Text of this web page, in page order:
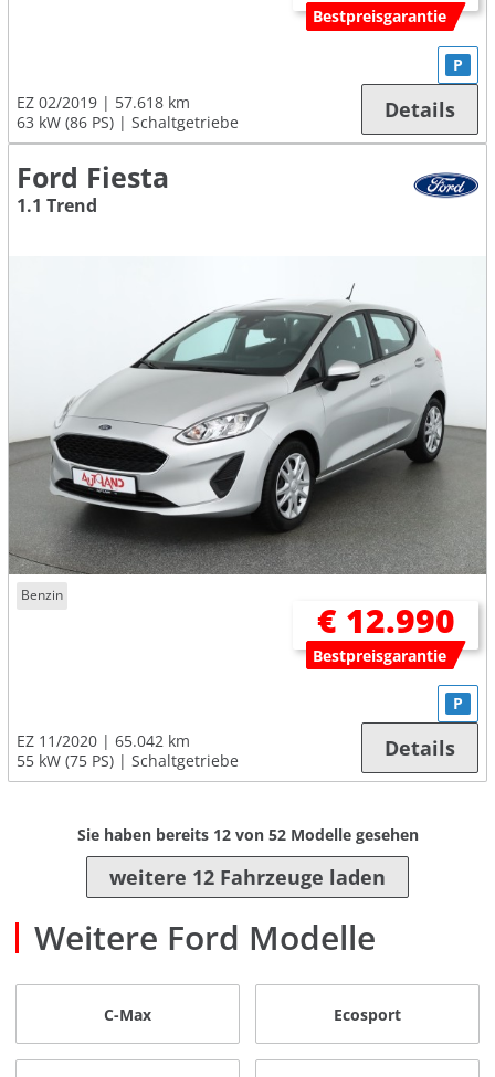
Bestpreisgarantie
EZ 02/2019
57.618 km
63 kW (86 PS)
Schaltgetriebe
P
Details
Ford Fiesta
1.1 Trend
Benzin
€ 12.990
Bestpreisgarantie
EZ 11/2020
65.042 km
55 kW (75 PS)
Schaltgetriebe
P
Details
Sie haben bereits 12von 52Modelle gesehen
weitere 12 Fahrzeuge laden
Weitere Ford Modelle
C-Max Ecosport